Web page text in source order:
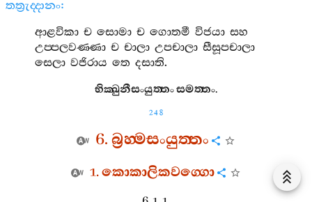
තත්‍රුද‍්දානං:
ආළවිකා ච සොමා ච ගොතමී විජයා සහ
උප‍්පලවණ‍්ණා ච චාලා උපචාලා සීසූපචාලා
සෙලා වජිරාය තෙ දසාති.
භික‍්ඛුනීසංයුත‍්තංසමත‍්තං.
248
6.බ්‍රහ‍්මසංයුත‍්තං
1.කොකාලිකවග‍්ගො